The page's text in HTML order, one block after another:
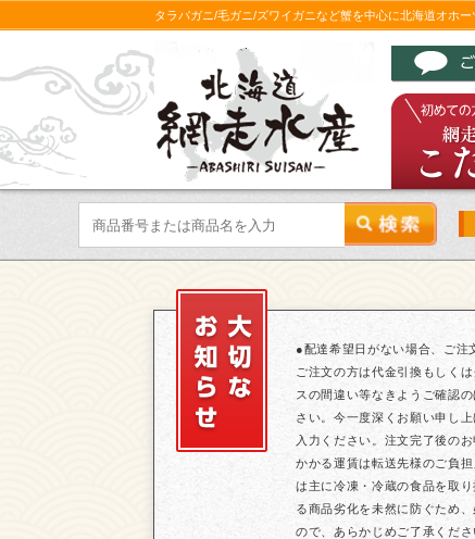
タラバガニ/毛ガニ/ズワイガニなど蟹を中心に北海道オホー
●配達希望日がない場合、ご注
ご注文の方は代金引換もしく
スの間違い等なきようご確認
さい。今一度深くお願い申し
入力ください。注文完了後の
かかる運賃は転送先様のご負
は主に冷凍・冷蔵の食品を取
る商品劣化を未然に防ぐため
ので、あらかじめご了承くだ